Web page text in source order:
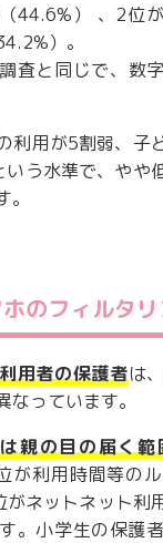
44.6%） 、2位
）。
査と同じで、数
利用が5割弱、子
う水準で、やや
のフィルタ
用者の保護者は
なっています。
親の目の届く範
が利用時間等の
がネットネット利
。小学生の保護